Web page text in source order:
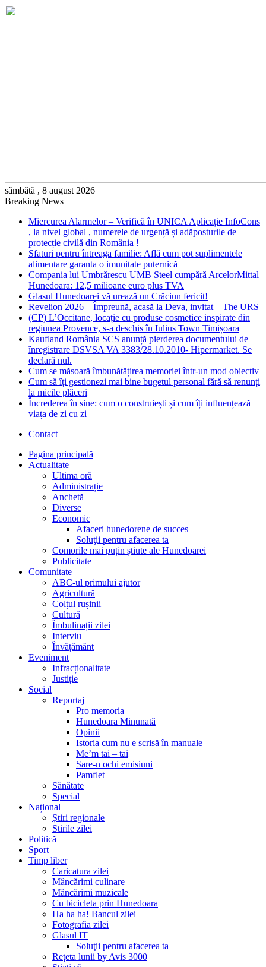
sâmbătă , 8 august 2026
Breaking News
Miercurea Alarmelor – Verifică în UNICA Aplicație InfoCons
, la nivel global , numerele de urgență și adăposturile de
protecție civilă din România !
Sfaturi pentru întreaga familie: Află cum pot suplimentele
alimentare garanta o imunitate puternică
Compania lui Umbrărescu UMB Steel cumpără ArcelorMittal
Hunedoara: 12,5 milioane euro plus TVA
Glasul Hunedoarei vă urează un Crăciun fericit!
Revelion 2026 – Împreună, acasă la Deva, invitat – The URS
(CP) L’Occitane, locație cu produse cosmetice inspirate din
regiunea Provence, s-a deschis în Iulius Town Timișoara
Kaufland România SCS anunță pierderea documentului de
înregistrare DSVSA VA 3383/28.10.2010- Hipermarket. Se
declară nul.
Cum se măsoară îmbunătățirea memoriei într-un mod obiectiv
Cum să îți gestionezi mai bine bugetul personal fără să renunți
la micile plăceri
Încrederea în sine: cum o construiești și cum îți influențează
viața de zi cu zi
Contact
Pagina principală
Actualitate
Ultima oră
Administrație
Anchetă
Diverse
Economic
Afaceri hunedorene de succes
Soluţii pentru afacerea ta
Comorile mai puțin știute ale Hunedoarei
Publicitate
Comunitate
ABC-ul primului ajutor
Agricultură
Colțul rușinii
Cultură
Îmbulinații zilei
Interviu
Învățământ
Eveniment
Infracționalitate
Justiție
Social
Reportaj
Pro memoria
Hunedoara Minunată
Opinii
Istoria cum nu e scrisă în manuale
Me’m tai – tai
Sare-n ochi emisiuni
Pamflet
Sănătate
Special
Național
Știri regionale
Stirile zilei
Politică
Sport
Timp liber
Caricatura zilei
Mâncărimi culinare
Mâncărimi muzicale
Cu bicicleta prin Hunedoara
Ha ha ha! Bancul zilei
Fotografia zilei
Glasul IT
Soluţii pentru afacerea ta
Rețeta lunii by Avis 3000